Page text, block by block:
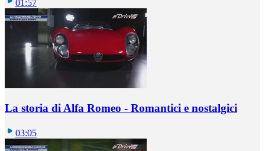
01:57
La storia di Alfa Romeo - Romantici e nostalgici
03:05